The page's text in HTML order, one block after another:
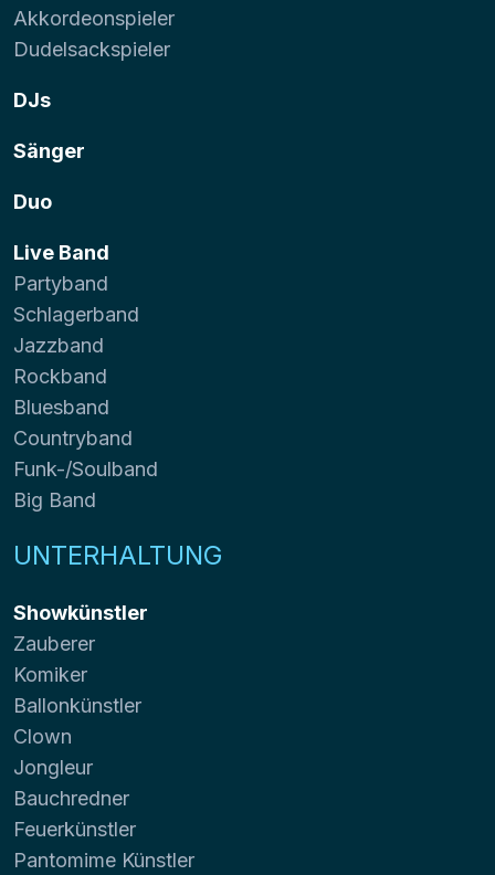
Akkordeonspieler
Dudelsackspieler
DJs
Sänger
Duo
Live Band
Partyband
Schlagerband
Jazzband
Rockband
Bluesband
Countryband
Funk-/Soulband
Big Band
UNTERHALTUNG
Showkünstler
Zauberer
Komiker
Ballonkünstler
Clown
Jongleur
Bauchredner
Feuerkünstler
Pantomime Künstler